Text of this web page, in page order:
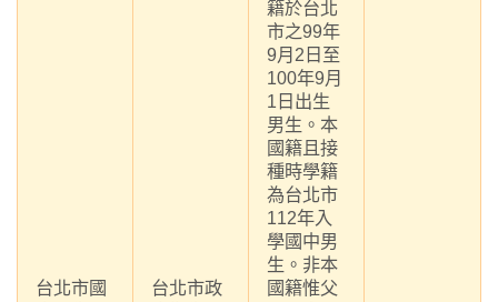
台北市國
台北市政
籍於台北
市之99年
9月2日至
100年9月
1日出生
男生。本
國籍且接
種時學籍
為台北市
112年入
學國中男
生。非本
國籍惟父